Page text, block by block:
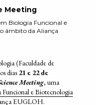
Meeting
Biologia Funcional e
âmbito da Aliança
(Faculdade de
dias21 e 22 de
Meeting, uma
e Biotecnologia
EUGLOH.